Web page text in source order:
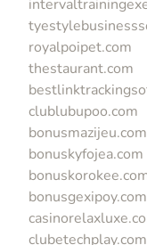
royalpoipet.com
thestaurant.com
clublubupoo.com
bonusmazijeu.com
bonuskyfojea.com
bonusgexipoy.com
clubetechplay.com